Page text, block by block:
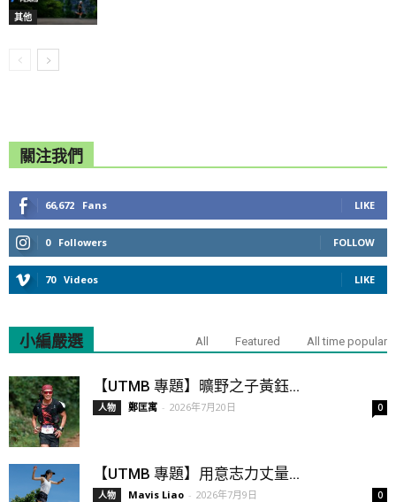
其他
關注我們
66,672 Fans LIKE
0 Followers FOLLOW
70 Videos LIKE
小編嚴選 All Featured All time popular
【UTMB 專題】曠野之子黃鈺...
人物 鄭匡寓 - 2026年7月20日 0
【UTMB 專題】用意志力丈量...
人物 Mavis Liao - 2026年7月9日 0